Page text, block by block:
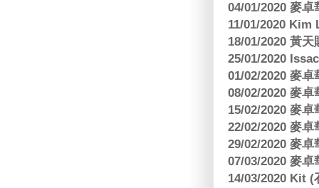
04/01/2020 麥
11/01/2020
18/01/2020 黃
25/01/2020
01/02/2020 麥
08/02/2020 麥
15/02/2020 麥
22/02/2020 麥
29/02/2020 麥
07/03/2020 麥
14/03/2020 Kit